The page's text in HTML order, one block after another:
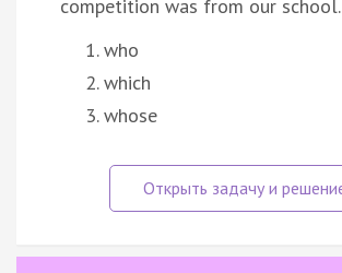
competition was from our school.
who
which
whose